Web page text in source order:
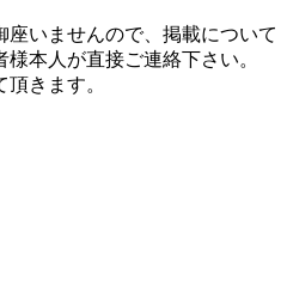
いませんので、掲載について
本人が直接ご連絡下さい。
きます。